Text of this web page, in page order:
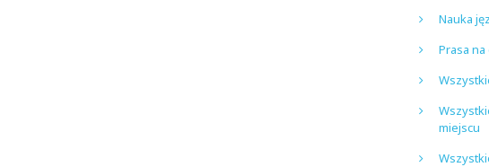
Nauka
Prasa
miejscu